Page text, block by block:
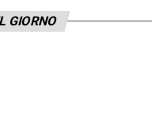
GIORNO